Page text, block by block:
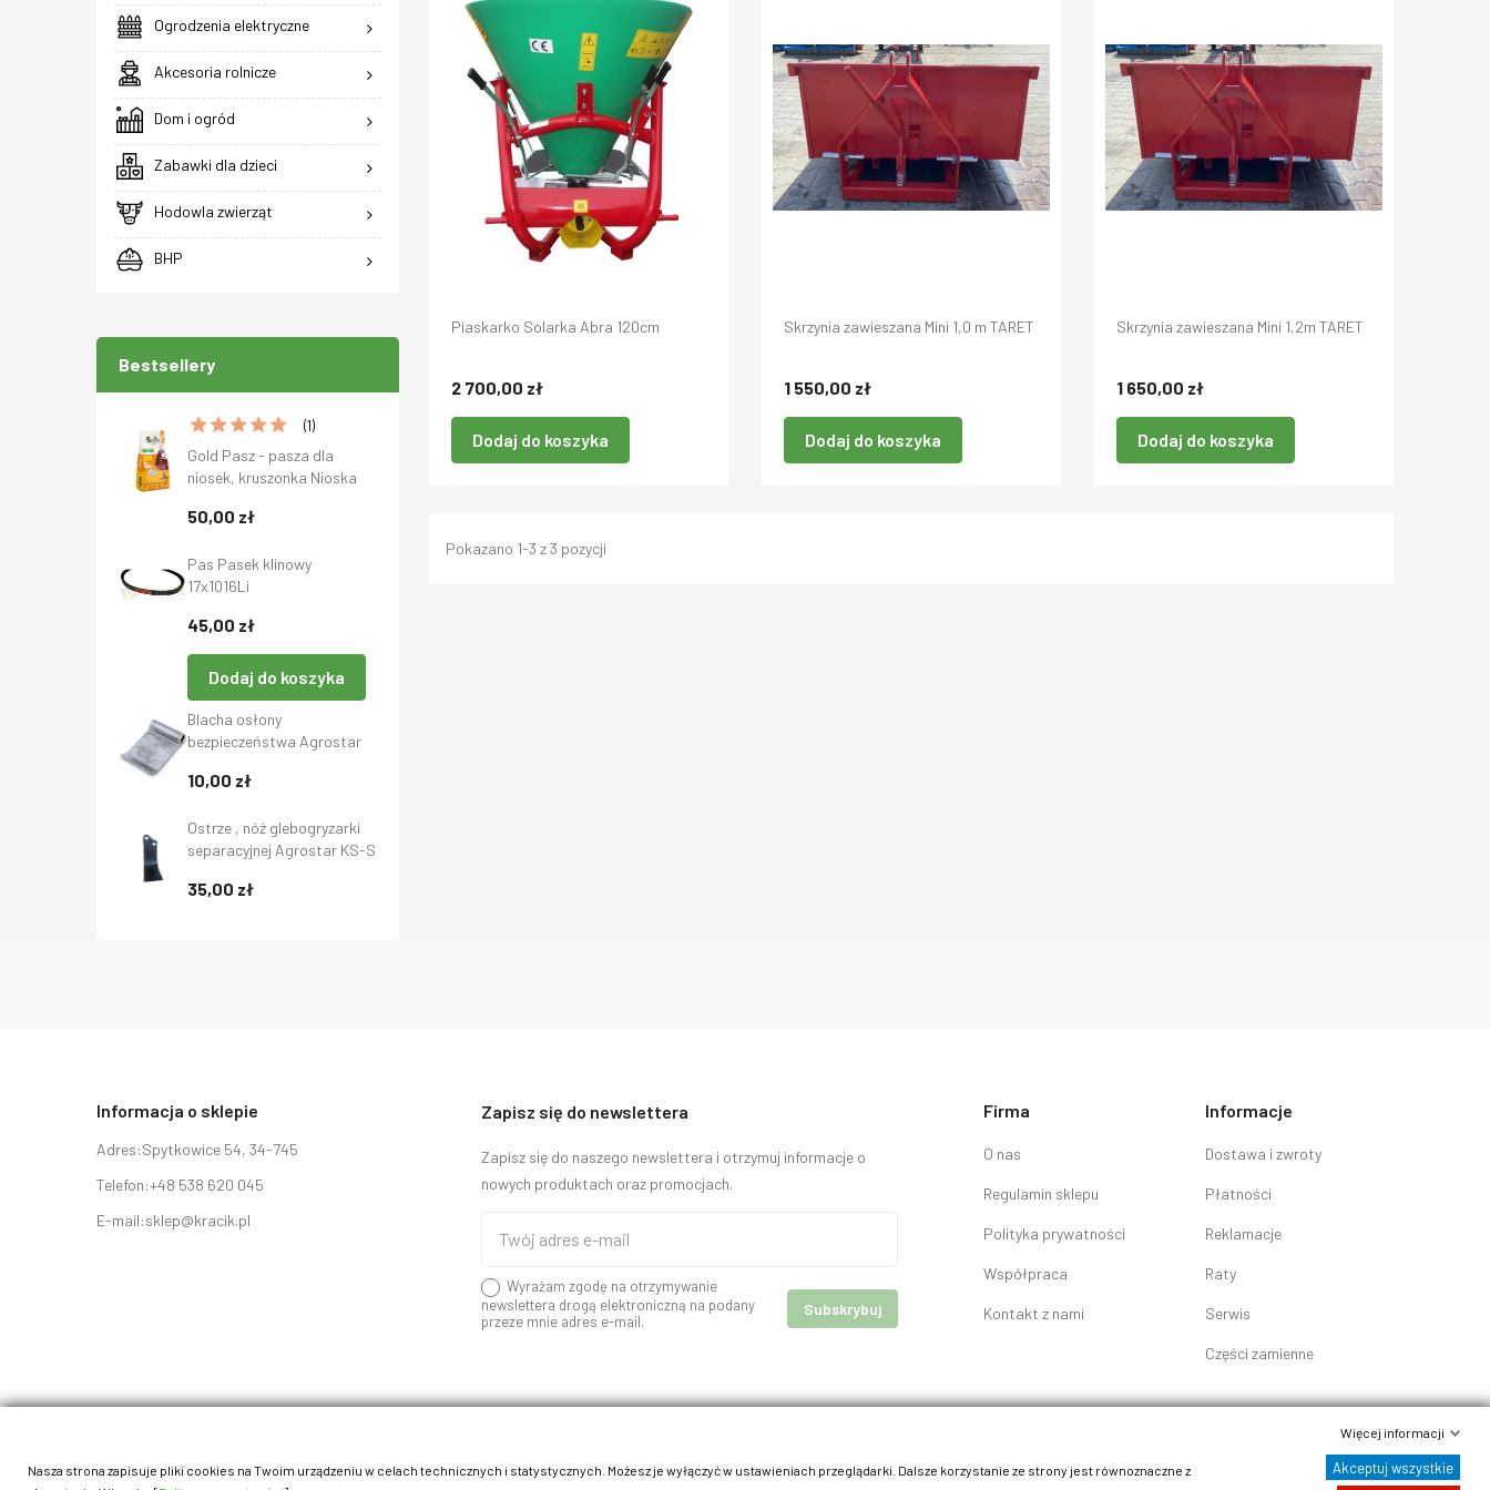
Ogrodzenia elektryczne
Akcesoria rolnicze
Dom i ogród
Zabawki dla dzieci
Hodowla zwierząt
BHP
Bestsellery
Gold Pasz - pasza dla
niosek, kruszonka Nioska
GoldPasz, Gold-Pasz
50,00 zł
(1)
Pas Pasek klinowy
17x1016Li
45,00 zł
Dodaj do koszyka
Blacha osłony
bezpieczeństwa Agrostar
kosiarki bijakowej - Osłona
10,00 zł
Ostrze , nóż glebogryzarki
separacyjnej Agrostar KS-S
35,00 zł
Piaskarko Solarka Abra 120cm
2 700,00 zł
Dodaj do koszyka
Skrzynia zawieszana Mini 1,0 m TARET
1 550,00 zł
Dodaj do koszyka
Skrzynia zawieszana Mini 1,2m TARET
1 650,00 zł
Dodaj do koszyka
Pokazano 1-3 z 3 pozycji
Informacja o sklepie
Adres:Spytkowice 54, 34-745
Telefon:+48 538 620 045
E-mail:sklep@kracik.pl
Zapisz się do newslettera
Zapisz się do naszego newslettera i otrzymuj informacje o
nowych produktach oraz promocjach.
Wyrażam zgodę na otrzymywanie
newslettera drogą elektroniczną na podany
przeze mnie adres e-mail.
Firma
O nas
Regulamin sklepu
Polityka prywatności
Współpraca
Kontakt z nami
Informacje
Dostawa i zwroty
Płatności
Reklamacje
Raty
Serwis
Części zamienne
© 2026 - kracik.pl
Nasza strona zapisuje pliki cookies na Twoim urządzeniu w celach technicznych i statystycznych. Możesz je wyłączyć w ustawieniach przeglądarki. Dalsze korzystanie ze strony jest równoznaczne z
Więcej informacji
Akceptuj wszystkie